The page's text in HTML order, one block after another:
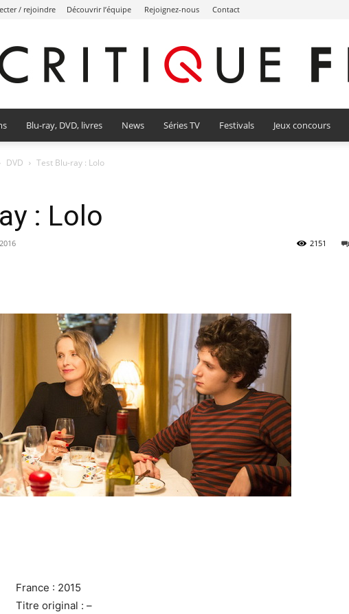
/ rejoindre Découvrir l’équipe Rejoignez-nous Contact
Blu-ray, DVD, livres News Séries TV Festivals Jeux concours
DVD Test Blu-ray : Lolo
: Lolo
2151
France : 2015
Titre original : –